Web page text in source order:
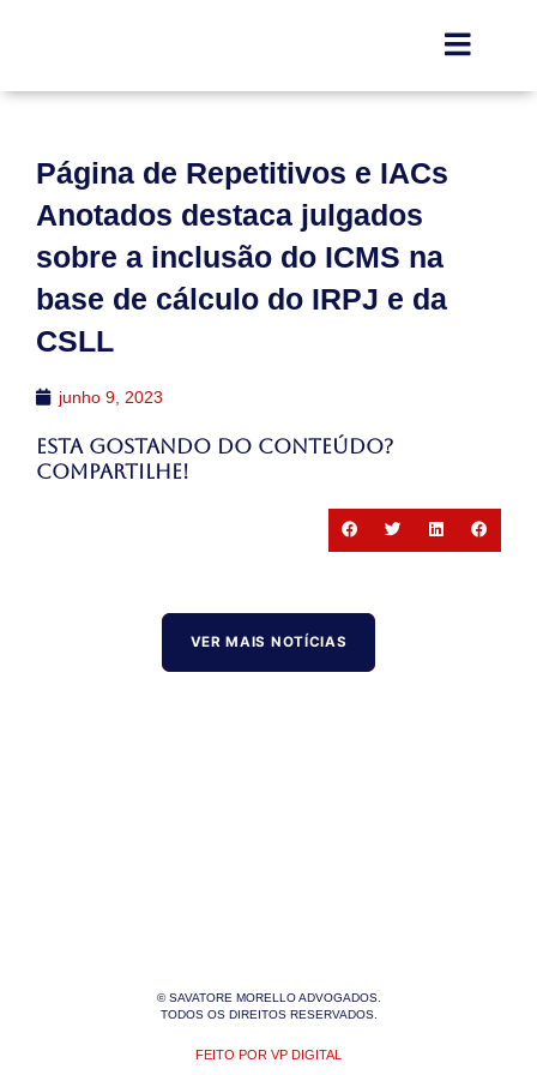
Página de Repetitivos e IACs
Anotados destaca julgados
sobre a inclusão do ICMS na
base de cálculo do IRPJ e da
CSLL
junho 9, 2023
Esta gostando do conteúdo?
Compartilhe!
VER MAIS NOTÍCIAS
© SAVATORE MORELLO ADVOGADOS.
TODOS OS DIREITOS RESERVADOS.
FEITO POR VP DIGITAL